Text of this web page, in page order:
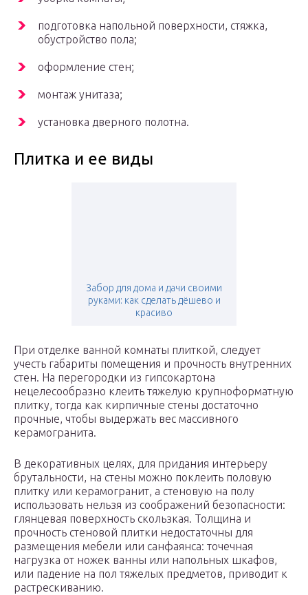
подготовка напольной поверхности, стяжка,
обустройство пола;
оформление стен;
монтаж унитаза;
установка дверного полотна.
Плитка и ее виды
Забор для дома и дачи своими
руками: как сделать дёшево и
красиво
При отделке ванной комнаты плиткой, следует
учесть габариты помещения и прочность внутренних
стен. На перегородки из гипсокартона
нецелесообразно клеить тяжелую крупноформатную
плитку, тогда как кирпичные стены достаточно
прочные, чтобы выдержать вес массивного
керамогранита.
В декоративных целях, для придания интерьеру
брутальности, на стены можно поклеить половую
плитку или керамогранит, а стеновую на полу
использовать нельзя из соображений безопасности:
глянцевая поверхность скользкая. Толщина и
прочность стеновой плитки недостаточны для
размещения мебели или санфаянса: точечная
нагрузка от ножек ванны или напольных шкафов,
или падение на пол тяжелых предметов, приводит к
растрескиванию.